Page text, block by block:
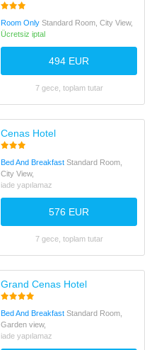
Room Only Standard Room, City View,
Ücretsiz iptal
494 EUR
7 gece, toplam tutar
Cenas Hotel
Bed And Breakfast Standard Room,
City View,
iade yapılamaz
576 EUR
7 gece, toplam tutar
Grand Cenas Hotel
Bed And Breakfast Standard Room,
Garden view,
iade yapılamaz